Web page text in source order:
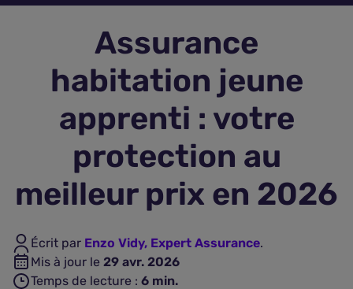
Assurance vie
Plus d'assurances
Assurance
habitation jeune
apprenti : votre
protection au
meilleur prix en 2026
Écrit par Enzo Vidy, Expert Assurance.
Mis à jour le 29 avr. 2026
Temps de lecture : 6 min.